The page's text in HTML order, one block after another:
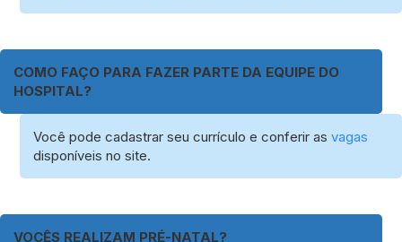
COMO FAÇO PARA FAZER PARTE DA EQUIPE DO
HOSPITAL?
Você pode cadastrar seu currículo e conferir asvagas
disponíveis no site.
VOCÊS REALIZAM PRÉ-NATAL?